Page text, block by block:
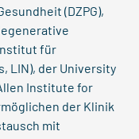
(DZPG),
für
LIN), der University
Institute for
der Klinik
mit